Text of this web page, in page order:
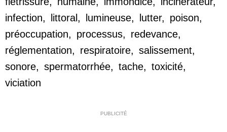
infection, littoral, lumineuse, lutter, poison,
préoccupation, processus, redevance,
réglementation, respiratoire, salissement,
sonore, spermatorrhée, tache, toxicité,
viciation
PUBLICITÉ